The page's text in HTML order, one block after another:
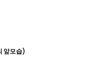
앞모습)